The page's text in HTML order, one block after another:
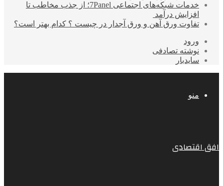
خدمات شبکه‌های اجتماعی 7Panel؛ از جذب مخاطب تا
افزایش درآمد
تفاوت ورق آهن و ورق آجدار در چیست ؟ کدام بهتر است؟
ورود
نوشته تصادفی
سایدبار
منو
افق اقتصادی